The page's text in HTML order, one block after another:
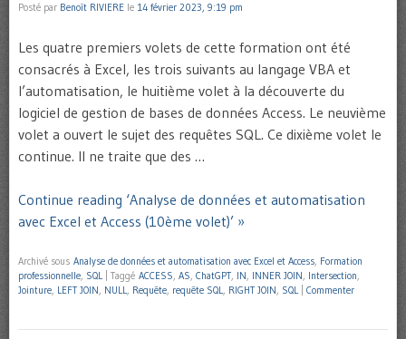
Posté par Benoît RIVIERE le 14 février 2023, 9:19 pm
Les quatre premiers volets de cette formation ont été
consacrés à Excel, les trois suivants au langage VBA et
l’automatisation, le huitième volet à la découverte du
logiciel de gestion de bases de données Access. Le neuvième
volet a ouvert le sujet des requêtes SQL. Ce dixième volet le
continue. Il ne traite que des …
Continue reading ‘Analyse de données et automatisation
avec Excel et Access (10ème volet)’ »
Archivé sous Analyse de données et automatisation avec Excel et Access, Formation
professionnelle, SQL Taggé ACCESS, AS, ChatGPT, IN, INNER JOIN, Intersection,
Jointure, LEFT JOIN, NULL, Requête, requête SQL, RIGHT JOIN, SQL Commenter